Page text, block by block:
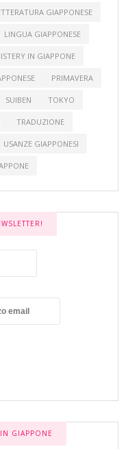
GIAPPONESE
LINGUA GIAPPONESE
IN GIAPPONE
PRIMAVERA
SUIBEN TOKYO
TRADUZIONE
USANZE GIAPPONESI
GIAPPONE